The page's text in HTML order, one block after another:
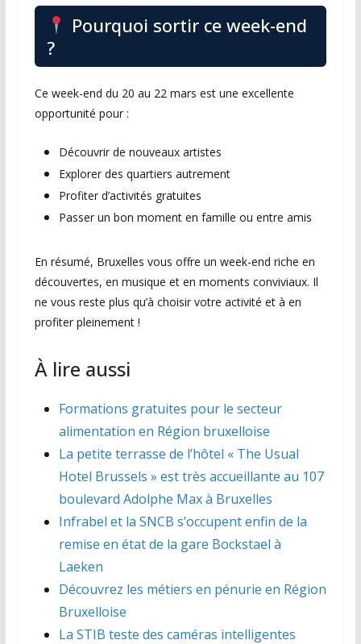
Pourquoi sortir ce week-end
?
Ce week-end du 20 au 22 mars est une excellente
opportunité pour :
Découvrir de nouveaux artistes
Explorer des quartiers autrement
Profiter d’activités gratuites
Passer un bon moment en famille ou entre amis
En résumé, Bruxelles vous offre un week-end riche en
découvertes, en musique et en moments conviviaux. Il
ne vous reste plus qu’à choisir votre activité et à en
profiter pleinement !
À lire aussi
Formations gratuites pour le secteur
alimentation en Région bruxelloise
La petite terrasse de l’hôtel « The Usual
Hotel Brussels » est très accueillante au 107
boulevard Adolphe Max à Bruxelles
Infrabel et la SNCB s’occupent enfin de la
remise en état de la gare Bockstael à
Laeken
Découvrez les métiers en pénurie en Région
Bruxelloise
La STIB teste des caméras intelligentes